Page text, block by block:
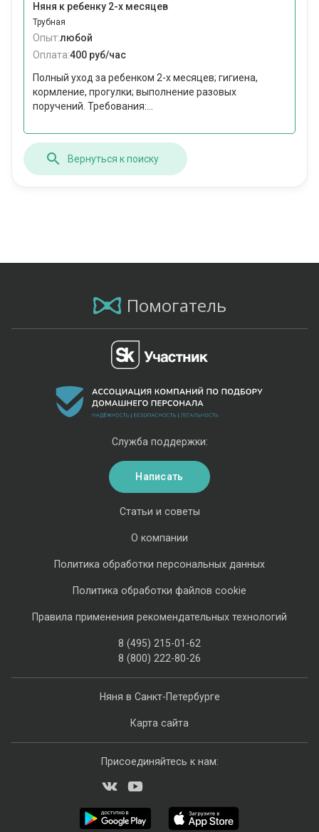
Няня к ребенку 2-х месяцев
Трубная
Опыт:любой
Оплата:400 руб/час
Полный уход за ребенком 2-х месяцев; гигиена,
кормление, прогулки; выполнение разовых
поручений. Требования:...
Вернуться к поиску
Помогатель
Няня в Санкт-Петербурге
Карта сайта
Статьи и советы
О компании
Политика обработки персональных данных
Политика обработки файлов cookie
Правила применения рекомендательных технологий
8 (495) 215-01-62
8 (800) 222-80-26
Служба поддержки:
Написать
Присоединяйтесь к нам: